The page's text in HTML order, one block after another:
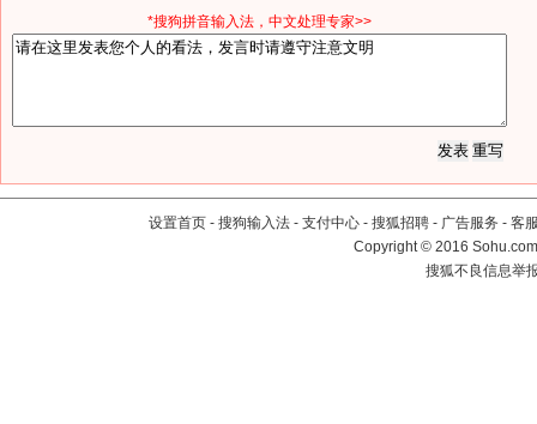
*搜狗拼音输入法，中文处理专家>>
设置首页 - 搜狗输入法 - 支付中心 - 搜狐招聘 - 广告服务 - 客
Copyright©2016
搜狐不良信息举